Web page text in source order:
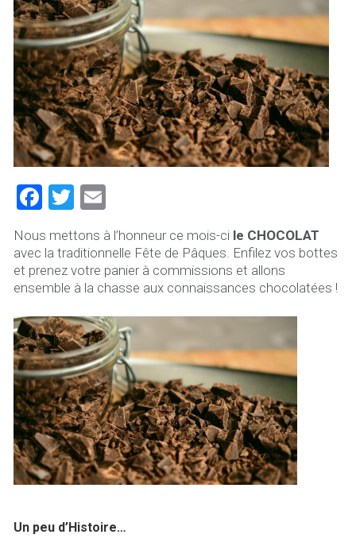
F
ce
b
o
ok
T
wi
tt
er
m
ai
l
Nous mettons à l’honneur ce mois-ci le CHOCOLAT
avec la traditionnelle Fête de Pâques. Enfilez vos bottes
et prenez votre panier à commissions et allons
ensemble à la chasse aux connaissances chocolatées !
Un peu d’Histoire…